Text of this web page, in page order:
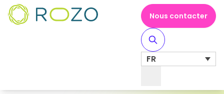
Nous contacter
FR